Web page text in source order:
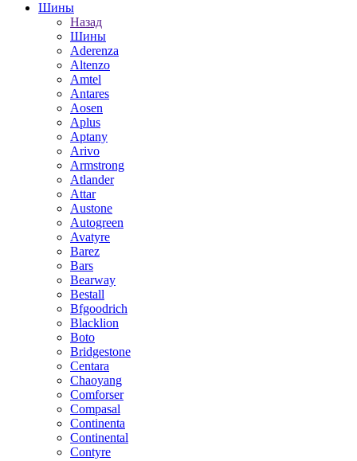
Шины
Назад
Шины
Aderenza
Altenzo
Amtel
Antares
Aosen
Aplus
Aptany
Arivo
Armstrong
Atlander
Attar
Austone
Autogreen
Avatyre
Barez
Bars
Bearway
Bestall
Bfgoodrich
Blacklion
Boto
Bridgestone
Centara
Chaoyang
Comforser
Compasal
Continenta
Continental
Contyre